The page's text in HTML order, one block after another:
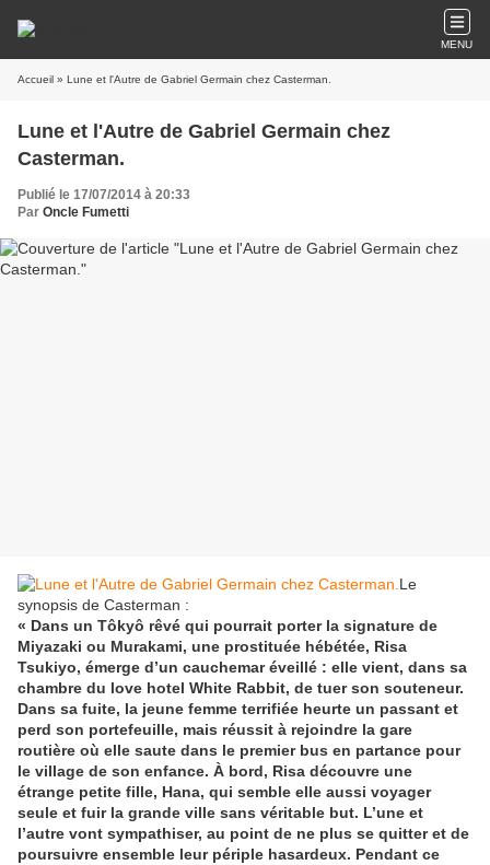
MENU
Accueil » Lune et l'Autre de Gabriel Germain chez Casterman.
Lune et l'Autre de Gabriel Germain chez
Casterman.
Publié le 17/07/2014 à 20:33
Par Oncle Fumetti
Le
synopsis de Casterman :
« Dans un Tôkyô rêvé qui pourrait porter la signature de
Miyazaki ou Murakami, une prostituée hébétée, Risa
Tsukiyo, émerge d’un cauchemar éveillé : elle vient, dans sa
chambre du love hotel White Rabbit, de tuer son souteneur.
Dans sa fuite, la jeune femme terrifiée heurte un passant et
perd son portefeuille, mais réussit à rejoindre la gare
routière où elle saute dans le premier bus en partance pour
le village de son enfance. À bord, Risa découvre une
étrange petite fille, Hana, qui semble elle aussi voyager
seule et fuir la grande ville sans véritable but. L’une et
l’autre vont sympathiser, au point de ne plus se quitter et de
poursuivre ensemble leur périple hasardeux. Pendant ce